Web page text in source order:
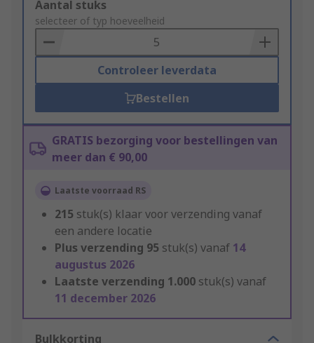
Add
to
Basket
Aantal stuks
selecteer of typ hoeveelheid
Controleer leverdata
Bestellen
GRATIS bezorging voor bestellingen van
meer dan € 90,00
Laatste voorraad RS
215 stuk(s) klaar voor verzending vanaf
een andere locatie
Plus verzending 95 stuk(s) vanaf 14
augustus 2026
Laatste verzending 1.000 stuk(s) vanaf
11 december 2026
Bulkkorting